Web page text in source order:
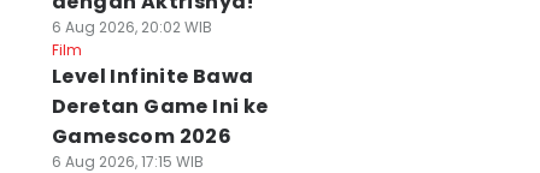
Piala
2026 Arab
Spanyol
Jun 2026, 18:01 WIB
Renang Piala
Kemenpora
13 Jun 2026, 07:02 WIB
Sport
6 Aug 2026, 20:02 WIB
Film
Level Infinite Bawa
Deretan Game Ini ke
Gamescom 2026
6 Aug 2026, 17:15 WIB